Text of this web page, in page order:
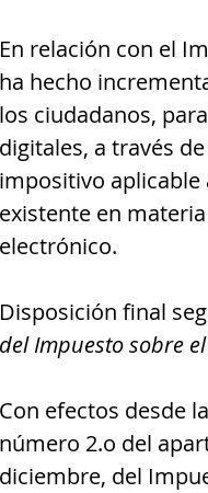
En relación con el
ha hecho
los ciudadanos,
digitales, a través
impositivo aplicable
existente en
electrónico.
Disposición final
del Impuesto sobre
Con efectos desde
número 2.o del
diciembre, del